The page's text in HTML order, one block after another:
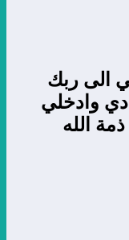
الى ربك
وادخلي
الله